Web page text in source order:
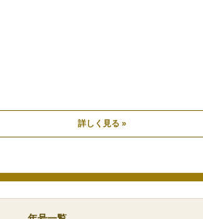
詳しく見る »